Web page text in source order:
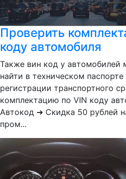
Проверить
коду автомобиля
Также вин код у автомобилей
найти в техническом
регистрации транспортного
комплектацию по VIN коду
Автокод ➜ Скидка 50 рублей
пром...